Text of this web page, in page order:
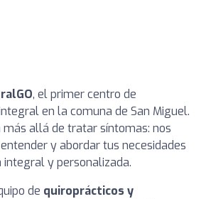
, el primer centro de
en la comuna de San Miguel.
allá de tratar síntomas: nos
y abordar tus necesidades
y personalizada.
de quiroprácticos y